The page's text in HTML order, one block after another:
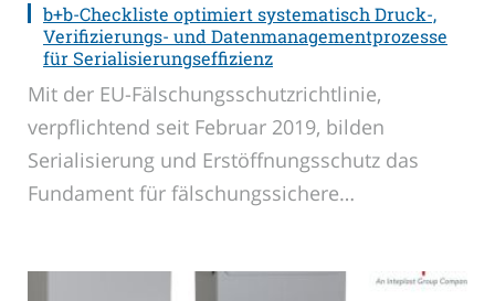
b+b-Checkliste optimiert systematisch Druck-,
Verifizierungs- und Datenmanagementprozesse
für Serialisierungseffizienz
Mit der EU-Fälschungsschutzrichtlinie,
verpflichtend seit Februar 2019, bilden
Serialisierung und Erstöffnungsschutz das
Fundament für fälschungssichere…